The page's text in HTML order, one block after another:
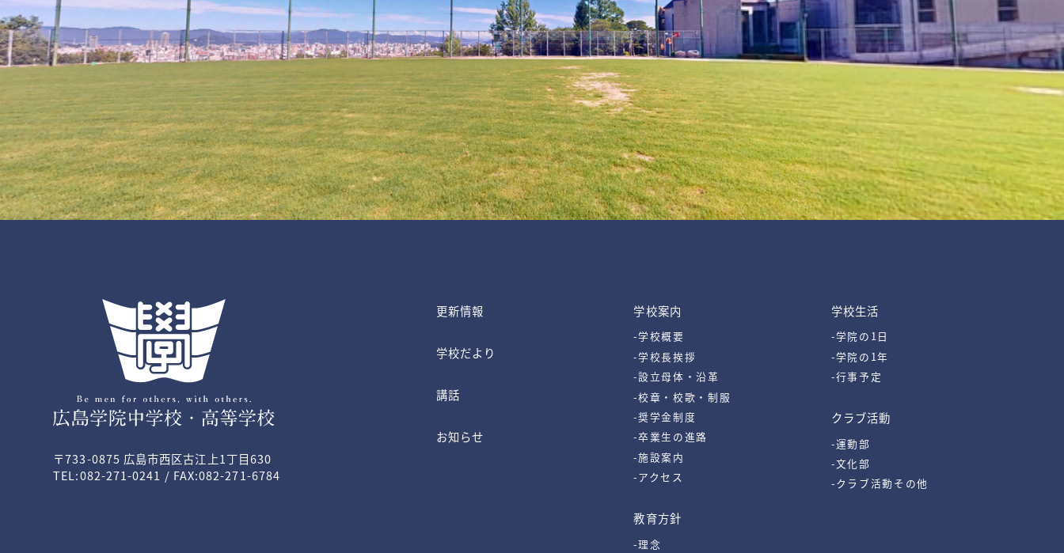
〒733-0875 広島市西区古江上1丁目630
TEL:082-271-0241 / FAX:082-271-6784
更新情報
学校だより
講話
お知らせ
学校案内
-学校概要
-学校長挨拶
-設立母体・沿革
-校章・校歌・制服
-奨学金制度
-卒業生の進路
-施設案内
-アクセス
教育方針
-理念
学校生活
-学院の1日
-学院の1年
-行事予定
クラブ活動
-運動部
-文化部
-クラブ活動その他